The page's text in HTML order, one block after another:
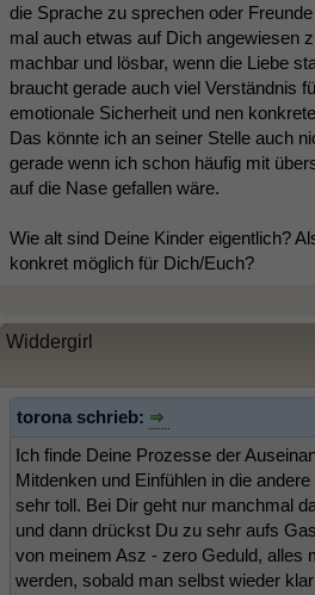
die Sprache zu sprechen oder
mal auch etwas auf Dich angewiesen
machbar und lösbar, wenn die Liebe
braucht gerade auch viel Verständnis
emotionale Sicherheit und nen
Das könnte ich an seiner Stelle auch
gerade wenn ich schon häufig mit
auf die Nase gefallen wäre.
Wie alt sind Deine Kinder eigentlich?
konkret möglich für Dich/Euch?
Widdergirl
torona schrieb:
Ich finde Deine Prozesse der
Mitdenken und Einfühlen in die
sehr toll. Bei Dir geht nur manchmal
und dann drückst Du zu sehr aufs
von meinem Asz - zero Geduld, alles
werden, sobald man selbst wieder